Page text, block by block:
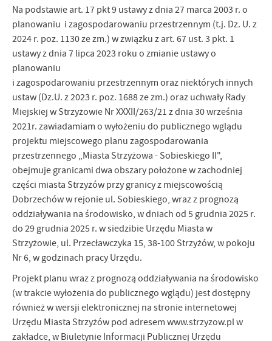
Na podstawie art. 17 pkt 9 ustawy z dnia 27 marca 2003 r. o
planowaniu i zagospodarowaniu przestrzennym (t.j. Dz. U. z
2024 r. poz. 1130 ze zm.) w związku z art. 67 ust. 3 pkt. 1
ustawy z dnia 7 lipca 2023 roku o zmianie ustawy o
planowaniu
i zagospodarowaniu przestrzennym oraz niektórych innych
ustaw (Dz.U. z 2023 r. poz. 1688 ze zm.) oraz uchwały Rady
Miejskiej w Strzyżowie Nr XXXII/263/21 z dnia 30 września
2021r. zawiadamiam o wyłożeniu do publicznego wglądu
projektu miejscowego planu zagospodarowania
przestrzennego „Miasta Strzyżowa - Sobieskiego II",
obejmuje granicami dwa obszary położone w zachodniej
części miasta Strzyżów przy granicy z miejscowością
Dobrzechów w rejonie ul. Sobieskiego, wraz z prognozą
oddziaływania na środowisko, w dniach od 5 grudnia 2025 r.
do 29 grudnia 2025 r. w siedzibie Urzędu Miasta w
Strzyżowie, ul. Przecławczyka 15, 38-100 Strzyżów, w pokoju
Nr 6, w godzinach pracy Urzędu.
Projekt planu wraz z prognozą oddziaływania na środowisko
(w trakcie wyłożenia do publicznego wglądu) jest dostępny
również w wersji elektronicznej na stronie internetowej
Urzędu Miasta Strzyżów pod adresem www.strzyzow.pl w
zakładce, w Biuletynie Informacji Publicznej Urzędu